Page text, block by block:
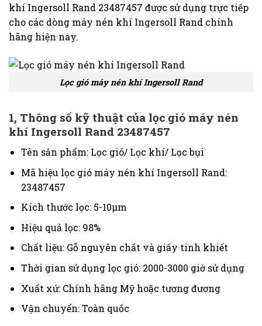
khí Ingersoll Rand 23487457 được sử dụng trực tiếp
cho các dòng máy nén khí Ingersoll Rand chính
hãng hiện nay.
Lọc gió máy nén khí Ingersoll Rand
1, Thông số kỹ thuật của lọc gió máy nén
khí Ingersoll Rand 23487457
Tên sản phẩm: Lọc gió/ Lọc khí/ Lọc bụi
Mã hiệu lọc gió máy nén khí Ingersoll Rand:
23487457
Kích thước lọc: 5-10μm
Hiệu quả lọc: 98%
Chất liệu: Gỗ nguyên chất và giấy tinh khiết
Thời gian sử dụng lọc gió: 2000-3000 giờ sử dụng
Xuất xứ: Chính hãng Mỹ hoặc tương đương
Vận chuyển: Toàn quốc